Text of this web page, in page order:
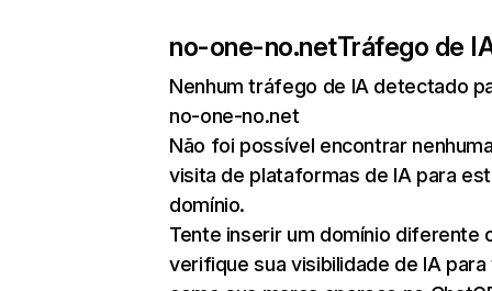
no-one-no.netTráfego de
Nenhum tráfego de IA detectado
no-one-no.net
Não foi possível encontrar
visita de plataformas de IA para
domínio.
Tente inserir um domínio diferente
verifique sua visibilidade de IA para